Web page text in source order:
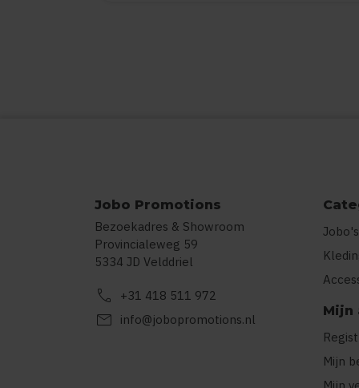
Jobo Promotions
Bezoekadres & Showroom
Provincialeweg 59
5334 JD Velddriel
call +31 418 511 972
mail info@jobopromotions.nl
Mijn
Mijn